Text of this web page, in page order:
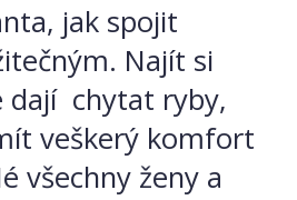
jak spojit
Najít si
dají chytat ryby,
veškerý komfort
všechny ženy a